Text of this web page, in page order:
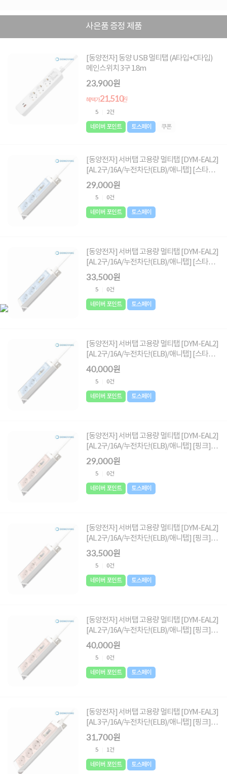
사은품 증정 제품
[동양전자] 동양 USB 멀티탭 (A타입+C타입)
메인스위치 3구 1.8m
23,900원
혜택가21,510원
5 2건
네이버 포인트 토스페이 쿠폰
[동양전자] 서버탭 고용량 멀티탭 [DYM-EAL2]
[AL 2구/16A/누전차단(ELB)/애니탭] [스타이
블루][1.5M]
29,000원
5 0건
네이버 포인트 토스페이
[동양전자] 서버탭 고용량 멀티탭 [DYM-EAL2]
[AL 2구/16A/누전차단(ELB)/애니탭] [스타이
블루][3M]
33,500원
5 0건
네이버 포인트 토스페이
[동양전자] 서버탭 고용량 멀티탭 [DYM-EAL2]
[AL 2구/16A/누전차단(ELB)/애니탭] [스타이
블루][5M]
40,000원
5 0건
네이버 포인트 토스페이
[동양전자] 서버탭 고용량 멀티탭 [DYM-EAL2]
[AL 2구/16A/누전차단(ELB)/애니탭] [핑크]
[1.5m]
29,000원
5 0건
네이버 포인트 토스페이
[동양전자] 서버탭 고용량 멀티탭 [DYM-EAL2]
[AL 2구/16A/누전차단(ELB)/애니탭] [핑크]
[3m]
33,500원
5 0건
네이버 포인트 토스페이
[동양전자] 서버탭 고용량 멀티탭 [DYM-EAL2]
[AL 2구/16A/누전차단(ELB)/애니탭] [핑크]
[5m]
40,000원
5 0건
네이버 포인트 토스페이
[동양전자] 서버탭 고용량 멀티탭 [DYM-EAL3]
[AL 3구/16A/누전차단(ELB)/애니탭] [핑크]
[1.5m]
31,700원
5 1건
네이버 포인트 토스페이